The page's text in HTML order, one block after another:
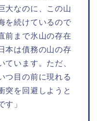
大なのに、この山
を続けているので
前まで氷山の存在
本は債務の山の存
ています。ただ、
つ目の前に現れる
突を回避しようと
す」